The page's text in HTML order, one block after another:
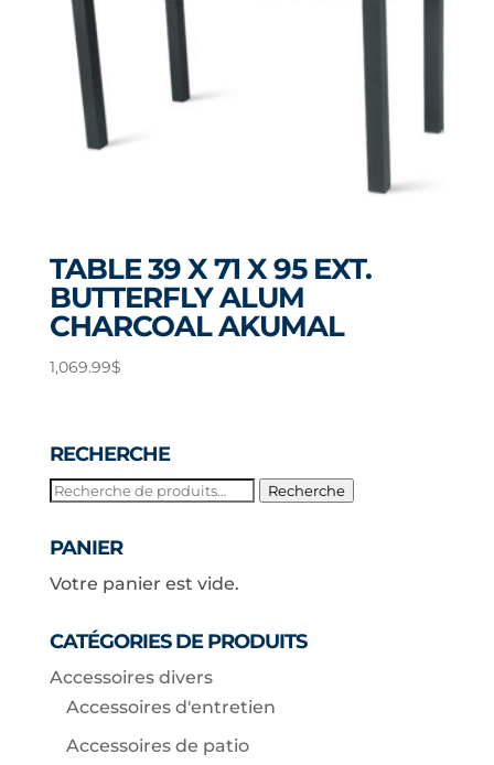
TABLE 39 X 71 X 95 EXT.
BUTTERFLY ALUM
CHARCOAL AKUMAL
1,069.99$
RECHERCHE
Recherche
Recherche
PANIER
Votre panier est vide.
CATÉGORIES DE PRODUITS
Accessoires divers
Accessoires d'entretien
Accessoires de patio